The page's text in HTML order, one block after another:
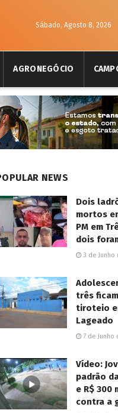
Sábado, Agosto 8, 2026
AGRONEGÓCIO
NEWS
Dois
mortos
PM em
dois
3 de Junho
três
tiroteio
Lageado
7 de Junho
Vídeo:
padrão
e R$ 300
contra a